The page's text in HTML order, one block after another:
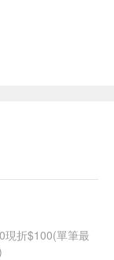
現折$100(單筆最